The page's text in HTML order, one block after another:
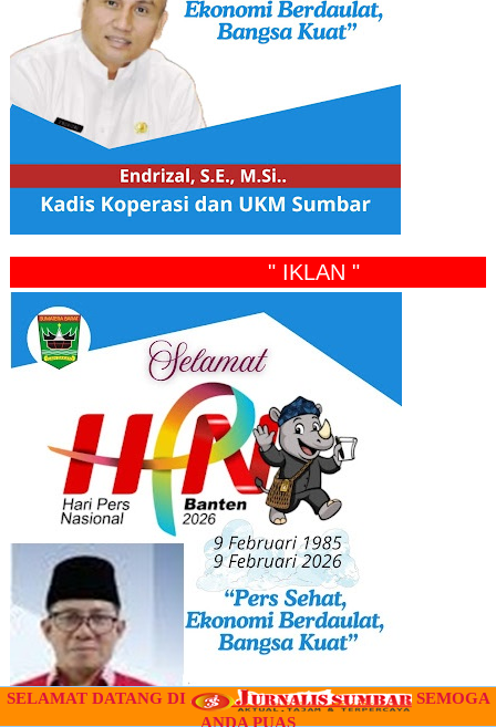
" IKLAN "
SELAMAT DATANG DI
SEMOGA
ANDA PUAS